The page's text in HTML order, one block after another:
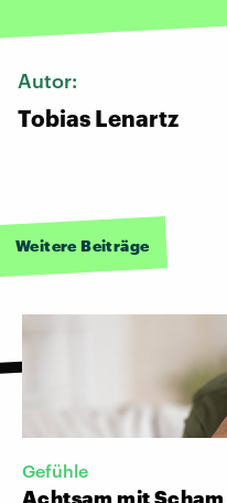
Autor:
Tobias Lenartz
Weitere Beiträge
Gefühle
Achtsam mit